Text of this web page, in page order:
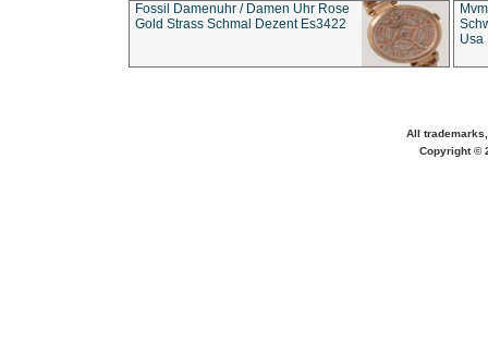
Fossil Damenuhr / Damen Uhr Rose
Gold Strass Schmal Dezent Es3422
Usa
All
Copyright ©